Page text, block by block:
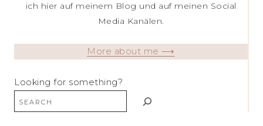
ich hier auf meinem Blog und auf meinen Social
Media Kanälen.
More about me ⟶
Looking for something?